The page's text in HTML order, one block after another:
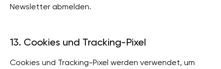
Newsletter abmelden.
13. Cookies und Tracking-Pixel
Cookies und Tracking-Pixel werden verwendet, um